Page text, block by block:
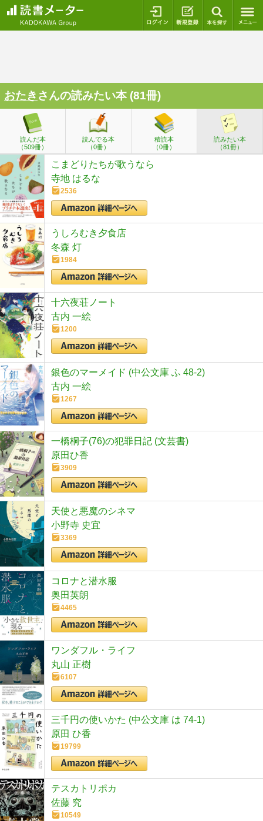
ログイン 新規登録
おたき さんの読みたい本 (81冊)
読んだ本
（509冊）
読んでる本
（0冊）
積読本
（0冊）
読みたい本
（81冊）
こまどりたちが歌うなら
寺地 はるな
2536
うしろむき夕食店
冬森 灯
1984
十六夜荘ノート
古内 一絵
1200
銀色のマーメイド (中公文庫 ふ 48-2)
古内 一絵
1267
一橋桐子(76)の犯罪日記 (文芸書)
原田ひ香
3909
天使と悪魔のシネマ
小野寺 史宜
3369
コロナと潜水服
奥田英朗
4465
ワンダフル・ライフ
丸山 正樹
6107
三千円の使いかた (中公文庫 は 74-1)
原田 ひ香
19799
テスカトリポカ
佐藤 究
10549